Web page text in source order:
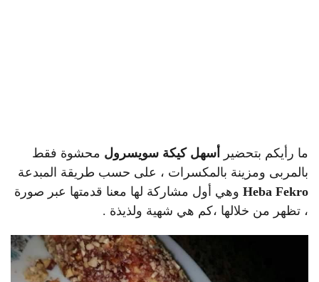
ما رأيكم بتحضير أسهل كيكة سويسرول محشوة فقط
بالمربى ومزينة بالمكسرات ، على حسب طريقة المبدعة
Heba Fekro وهي أول مشاركة لها معنا قدمتها عبر صورة
، تظهر من خلالها ،كم هي شهية ولذيذة .